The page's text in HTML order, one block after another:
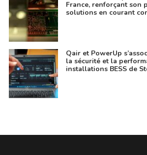
France, renforçant son
solutions en courant
Qair et PowerUp
la sécurité et la
installations BESS de